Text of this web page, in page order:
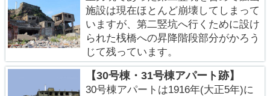
施設は現在ほとんど崩壊してしまって
いますが、第二竪坑へ行くために設け
られた桟橋への昇降階段部分がかろう
じて残っています。
【30号棟・31号棟アパート跡】
30号棟アパートは1916年(大正5年)に